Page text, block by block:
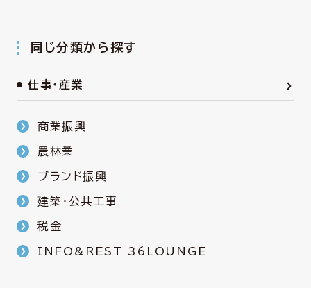
同じ分類から探す
仕事・産業
商業振興
農林業
ブランド振興
建築・公共工事
税金
INFO&REST 36LOUNGE